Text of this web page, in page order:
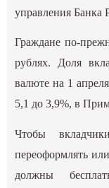
управления Банка
Граждане по-
рублях. Доля
валюте на 1
5,1 до 3,9%, в
Чтобы
переоформлять
должны